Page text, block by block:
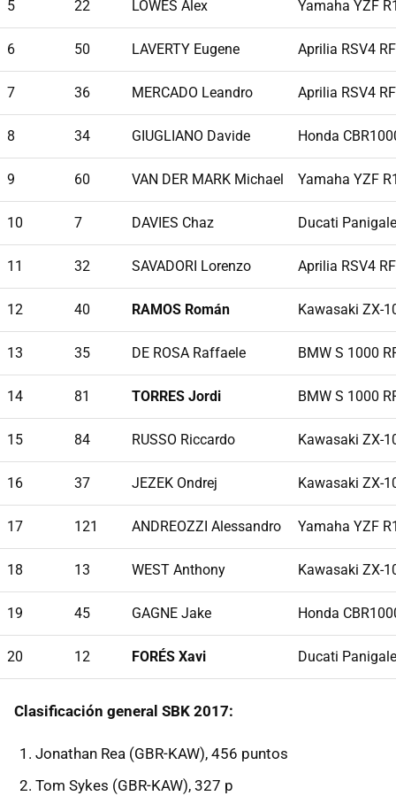
5 22 LOWES Alex Yamaha YZF
6 50 LAVERTY Eugene Aprilia RSV4 RF
7 36 MERCADO Leandro Aprilia RSV4 RF
8 34 GIUGLIANO Davide Honda
9 60 VAN DER MARK Michael Yamaha YZF
10 7 DAVIES Chaz Ducati
11 32 SAVADORI Lorenzo Aprilia RSV4 RF
12 40 RAMOS Román Kawasaki ZX-
13 35 DE ROSA Raffaele BMW S 1000
14 81 TORRES Jordi BMW S 1000
15 84 RUSSO Riccardo Kawasaki ZX-
16 37 JEZEK Ondrej Kawasaki ZX-
17 121 ANDREOZZI Alessandro Yamaha YZF
18 13 WEST Anthony Kawasaki ZX-
19 45 GAGNE Jake Honda
20 12 FORÉS Xavi Ducati
Clasificación general SBK 2017:
Jonathan Rea (GBR-KAW), 456 puntos
Tom Sykes (GBR-KAW), 327 p